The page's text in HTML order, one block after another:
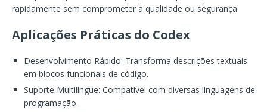
rapidamente sem comprometer a qualidade ou segurança.
Aplicações Práticas do Codex
Desenvolvimento Rápido: Transforma descrições textuais
em blocos funcionais de código.
Suporte Multilíngue: Compatível com diversas linguagens de
programação.